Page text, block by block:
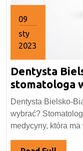
09
sty
2023
stycznia
2023
Dentysta
stomatologa
Dentysta Bielsko-
wybrać?
medycyny, która ma